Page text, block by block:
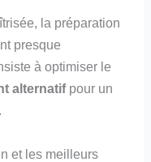
la préparation
presque
à optimiser le
alternatifpour un
et les meilleurs